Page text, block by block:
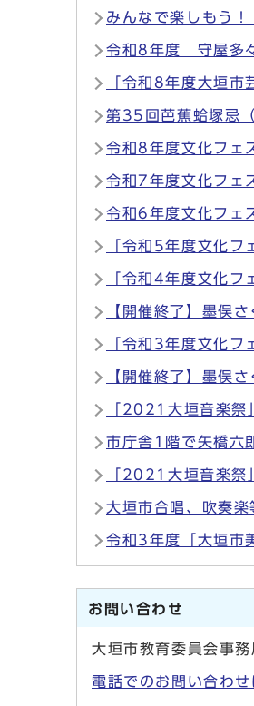
みんなで楽しもう！
令和8年度 守屋多
「令和8年度大垣市
第35回芭蕉蛤塚忌
令和8年度文化フェ
令和7年度文化フェ
令和6年度文化フェ
「令和5年度文化フ
「令和4年度文化フ
【開催終了】墨俣
「令和3年度文化フ
【開催終了】墨俣
「2021大垣音楽祭
市庁舎1階で矢橋六
「2021大垣音楽祭
大垣市合唱、吹奏
令和3年度「大垣市
お問い合わせ
大垣市教育委員会事
電話でのお問い合わせ